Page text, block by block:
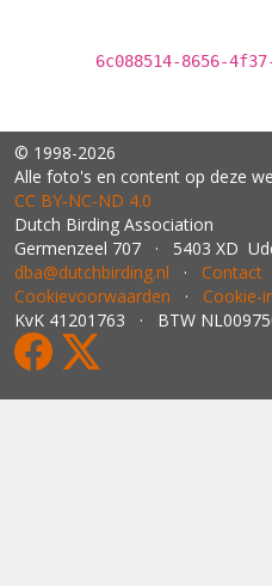
6c088514-8656-
© 1998-2026
Alle foto's en content op deze
CC BY‑NC‑ND 4.0
Dutch Birding Association
Germenzeel 707 · 5403 XD
dba@dutchbirding.nl · Contact
Cookievoorwaarden · Cookie-
KvK 41201763 · BTW